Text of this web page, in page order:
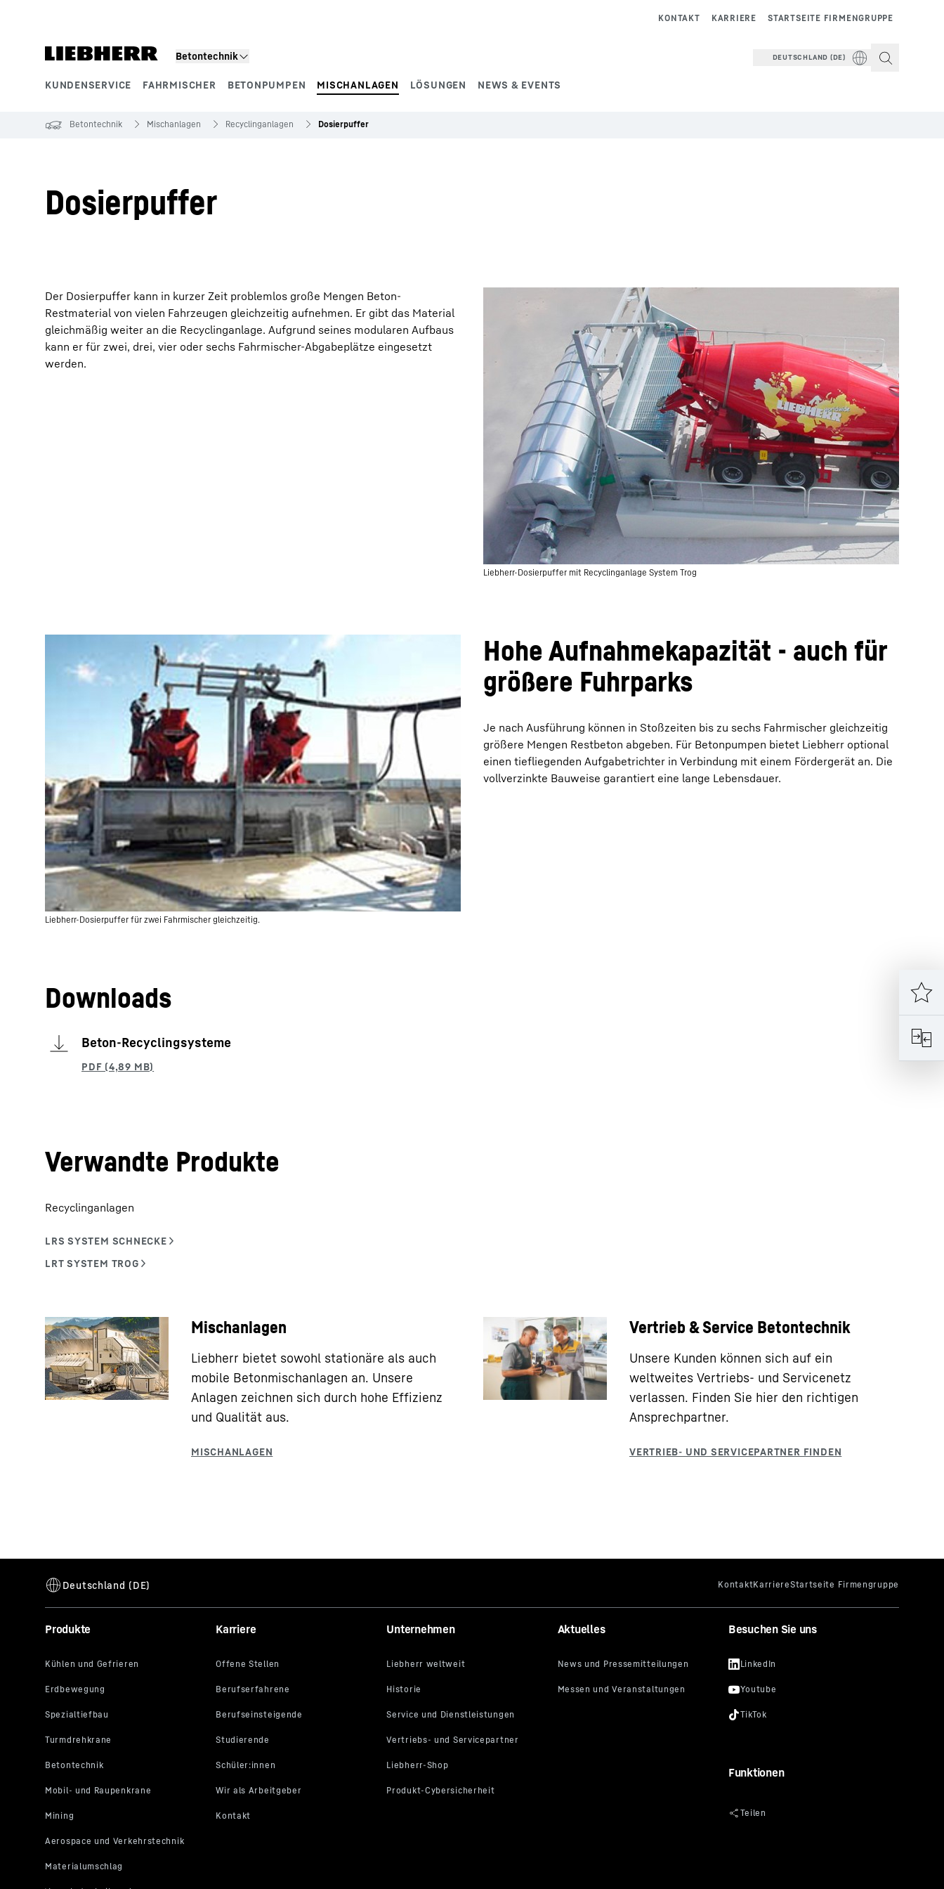
Betontechnik
KUNDENSERVICE FAHRMISCHER BETONPUMPEN MISCHANLAGEN LÖSUNGEN NEWS & EVENTS
STARTSEITE FIRMENGRUPPE
KARRIERE
KONTAKT
DEUTSCHLAND (DE)
Karriere bei Liebherr
Betontechnik Mischanlagen Recyclinganlagen Dosierpuffer
Dosierpuffer
Liebherr-Dosierpuffer mit Recyclinganlage System Trog
Der Dosierpuffer kann in kurzer Zeit problemlos große Mengen Beton-
Restmaterial von vielen Fahrzeugen gleichzeitig aufnehmen. Er gibt das Material
gleichmäßig weiter an die Recyclinganlage. Aufgrund seines modularen Aufbaus
kann er für zwei, drei, vier oder sechs Fahrmischer-Abgabeplätze eingesetzt
werden.
Liebherr-Dosierpuffer für zwei Fahrmischer gleichzeitig.
Hohe Aufnahmekapazität - auch für
größere Fuhrparks
Je nach Ausführung können in Stoßzeiten bis zu sechs Fahrmischer gleichzeitig
größere Mengen Restbeton abgeben. Für Betonpumpen bietet Liebherr optional
einen tiefliegenden Aufgabetrichter in Verbindung mit einem Fördergerät an. Die
vollverzinkte Bauweise garantiert eine lange Lebensdauer.
Downloads
Beton-Recyclingsysteme
Verwandte Produkte
Recyclinganlagen
Mischanlagen
Liebherr bietet sowohl stationäre als auch
mobile Betonmischanlagen an. Unsere
Anlagen zeichnen sich durch hohe Effizienz
und Qualität aus.
Vertrieb & Service Betontechnik
Unsere Kunden können sich auf ein
weltweites Vertriebs- und Servicenetz
verlassen. Finden Sie hier den richtigen
Ansprechpartner.
Produkte Karriere Unternehmen Aktuelles Besuchen Sie uns
Funktionen